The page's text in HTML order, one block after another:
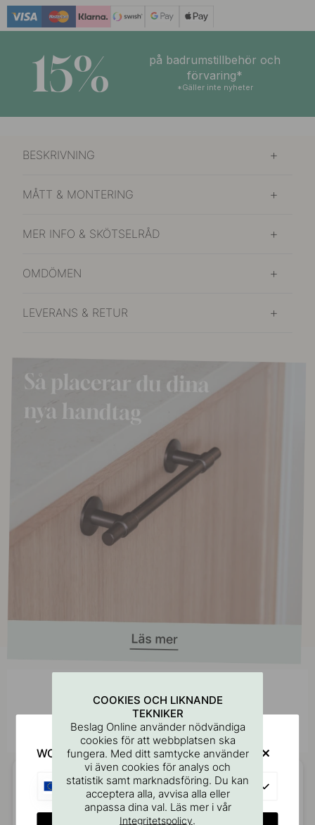
15%
på badrumstillbehör och
förvaring*
*Gäller inte nyheter
BESKRIVNING
MÅTT & MONTERING
MER INFO & SKÖTSELRÅD
OMDÖMEN
LEVERANS & RETUR
Inspireras av andra
Tagga dina bilder med #beslagonline &
@beslagonline för att synas här!
COOKIES OCH LIKNANDE
TEKNIKER
Beslag Online använder nödvändiga
cookies för att webbplatsen ska
fungera. Med ditt samtycke använder
vi även cookies för analys och
statistik samt marknadsföring. Du kan
acceptera alla, avvisa alla eller
anpassa dina val. Läs mer i vår
Integritetspolicy.
WOULD YOU RATHER VISIT?
EU